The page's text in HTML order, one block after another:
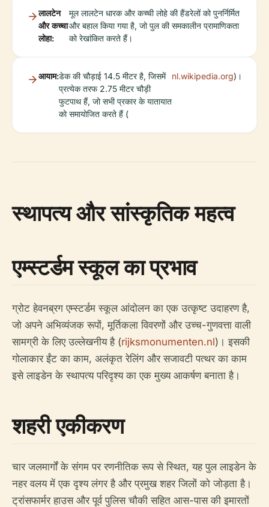
लालटेन
और कच्चा
लोहा:
मूल लालटेन धारक और कच्ची लोहे की हैंडरेलों को पुनर्निर्मित
और बहाल किया गया है, जो पुल की समकालीन प्रामाणिकता
को रेखांकित करते हैं।
आयाम:डेक की चौड़ाई 14.5 मीटर है, जिसमें
प्रत्येक तरफ 2.75 मीटर चौड़ी
फुटपाथ हैं, जो सभी प्रकार के यातायात
को समायोजित करते हैं (
nl.wikipedia.org)।
स्थापत्य और सांस्कृतिक महत्व
एम्स्टर्डम स्कूल का प्रभाव
ग्रोट हेवनब्रग एम्स्टर्डम स्कूल आंदोलन का एक उत्कृष्ट उदाहरण है,
जो अपने अभिव्यंजक रूपों, मूर्तिकला विवरणों और उच्च-गुणवत्ता वाली
सामग्री के लिए उल्लेखनीय है (rijksmonumenten.nl)। इसकी
गोलाकार ईंट का काम, अलंकृत रेलिंग और सजावटी पत्थर का काम
इसे लाइडेन के स्थापत्य परिदृश्य का एक मुख्य आकर्षण बनाता है।
शहरी एकीकरण
चार जलमार्गों के संगम पर रणनीतिक रूप से स्थित, यह पुल लाइडेन के
नहर वलय में एक दृश्य लंगर है और प्रमुख शहर जिलों को जोड़ता है।
ट्रांसफार्मर हाउस और पूर्व पुलिस चौकी सहित आस-पास की इमारतों